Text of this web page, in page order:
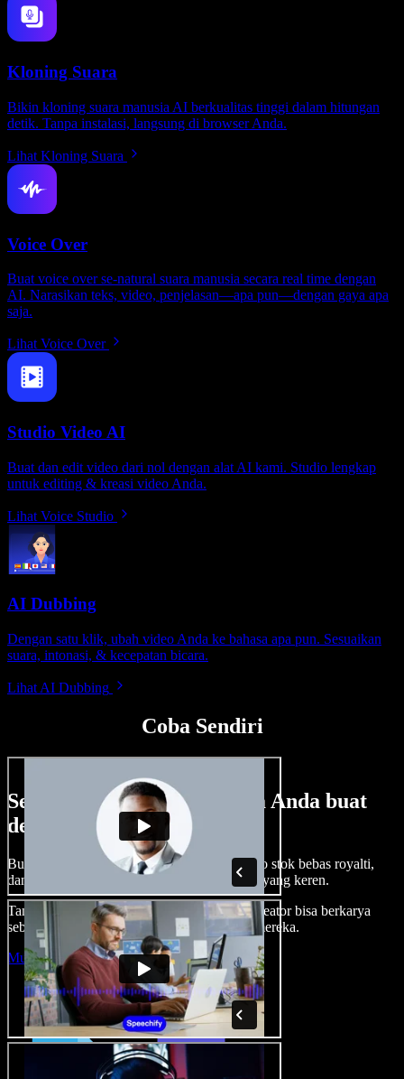
Kloning Suara
Bikin kloning suara manusia AI berkualitas tinggi dalam hitungan
detik. Tanpa instalasi, langsung di browser Anda.
Lihat Kloning Suara
Voice Over
Buat voice over se-natural suara manusia secara real time dengan
AI. Narasikan teks, video, penjelasan—apa pun—dengan gaya apa
saja.
Lihat Voice Over
Studio Video AI
Buat dan edit video dari nol dengan alat AI kami. Studio lengkap
untuk editing & kreasi video Anda.
Lihat Voice Studio
AI Dubbing
Dengan satu klik, ubah video Anda ke bahasa apa pun. Sesuaikan
suara, intonasi, & kecepatan bicara.
Lihat AI Dubbing
Coba Sendiri
Sedikit contoh hal yang bisa Anda buat
dengan Speechify Studio.
Buat voice over, tambah gambar, audio, video stok bebas royalti,
dan kloning suara untuk proyek audio-video yang keren.
Tanpa kurva belajar, semua dari browser—kreator bisa berkarya
sebebas mungkin dan wujudkan ide kreatif mereka.
Mulai Studio